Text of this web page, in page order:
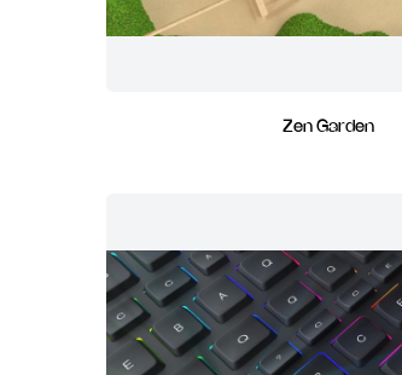
Zen Garden